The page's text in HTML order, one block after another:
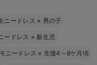
ニードレス × 男の子
ードレス × 新生児
ニードレス × 生後4～6ケ月頃